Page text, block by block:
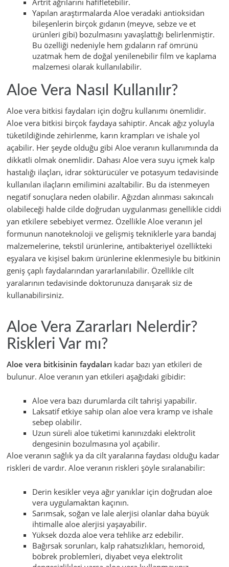
Artrit ağrılarını hafifletebilir.
Yapılan araştırmalarda Aloe veradaki antioksidan
bileşenlerin birçok gıdanın (meyve, sebze ve et
ürünleri gibi) bozulmasını yavaşlattığı belirlenmiştir.
Bu özelliği nedeniyle hem gıdaların raf ömrünü
uzatmak hem de doğal yenilenebilir film ve kaplama
malzemesi olarak kullanılabilir.
Aloe Vera Nasıl Kullanılır?
Aloe vera bitkisi faydaları için doğru kullanımı önemlidir.
Aloe vera bitkisi birçok faydaya sahiptir. Ancak ağız yoluyla
tüketildiğinde zehirlenme, karın krampları ve ishale yol
açabilir. Her şeyde olduğu gibi Aloe veranın kullanımında da
dikkatli olmak önemlidir. Dahası Aloe vera suyu içmek kalp
hastalığı ilaçları, idrar söktürücüler ve potasyum tedavisinde
kullanılan ilaçların emilimini azaltabilir. Bu da istenmeyen
negatif sonuçlara neden olabilir. Ağızdan alınması sakıncalı
olabileceği halde cilde doğrudan uygulanması genellikle ciddi
yan etkilere sebebiyet vermez. Özellikle Aloe veranın jel
formunun nanoteknoloji ve gelişmiş tekniklerle yara bandaj
malzemelerine, tekstil ürünlerine, antibakteriyel özellikteki
eşyalara ve kişisel bakım ürünlerine eklenmesiyle bu bitkinin
geniş çaplı faydalarından yararlanılabilir. Özellikle cilt
yaralarının tedavisinde doktorunuza danışarak siz de
kullanabilirsiniz.
Aloe Vera Zararları Nelerdir?
Riskleri Var mı?
Aloe vera bitkisinin faydaları kadar bazı yan etkileri de
bulunur. Aloe veranın yan etkileri aşağıdaki gibidir:
Aloe vera bazı durumlarda cilt tahrişi yapabilir.
Laksatif etkiye sahip olan aloe vera kramp ve ishale
sebep olabilir.
Uzun süreli aloe tüketimi kanınızdaki elektrolit
dengesinin bozulmasına yol açabilir.
Aloe veranın sağlık ya da cilt yaralarına faydası olduğu kadar
riskleri de vardır. Aloe veranın riskleri şöyle sıralanabilir:
Derin kesikler veya ağır yanıklar için doğrudan aloe
vera uygulamaktan kaçının.
Sarımsak, soğan ve lale alerjisi olanlar daha büyük
ihtimalle aloe alerjisi yaşayabilir.
Yüksek dozda aloe vera tehlike arz edebilir.
Bağırsak sorunları, kalp rahatsızlıkları, hemoroid,
böbrek problemleri, diyabet veya elektrolit